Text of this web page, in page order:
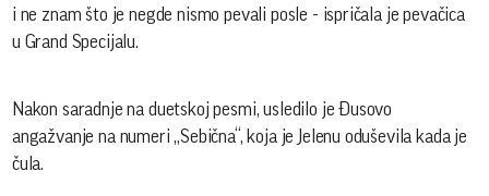
i ne znam što je negde nismo pevali posle - ispričala je pevačica
u Grand Specijalu.
Nakon saradnje na duetskoj pesmi, usledilo je Đusovo
angažvanje na numeri ,,Sebična“, koja je Jelenu oduševila kada je
čula.